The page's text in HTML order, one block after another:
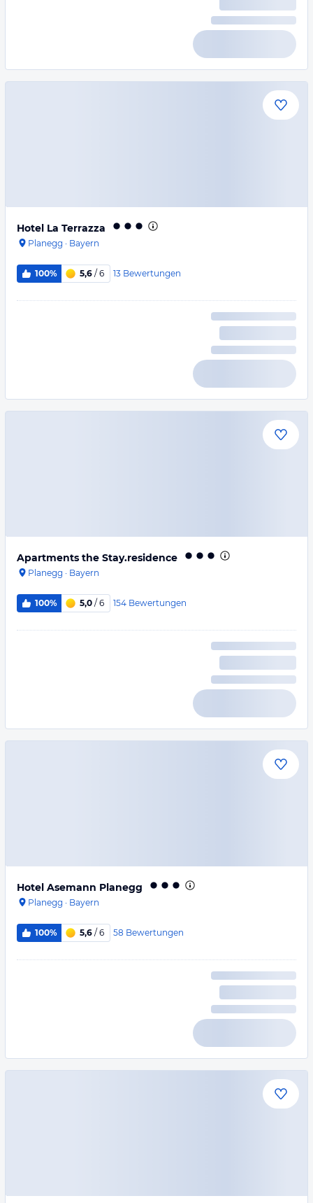
Hotel La Terrazza
Planegg · Bayern
100% 5,6 / 6 13 Bewertungen
Apartments the Stay.residence
Planegg · Bayern
100% 5,0 / 6 154 Bewertungen
Hotel Asemann Planegg
Planegg · Bayern
100% 5,6 / 6 58 Bewertungen